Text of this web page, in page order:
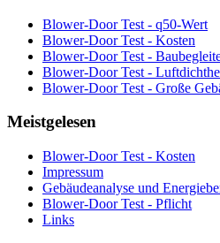
Blower-Door Test - q50-Wert
Blower-Door Test - Kosten
Blower-Door Test -
Blower-Door Test -
Blower-Door Test - Große
Meistgelesen
Blower-Door Test - Kosten
Impressum
Gebäudeanalyse und
Blower-Door Test - Pflicht
Links